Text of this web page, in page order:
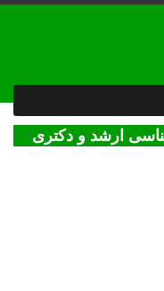
ارشد و دکتری